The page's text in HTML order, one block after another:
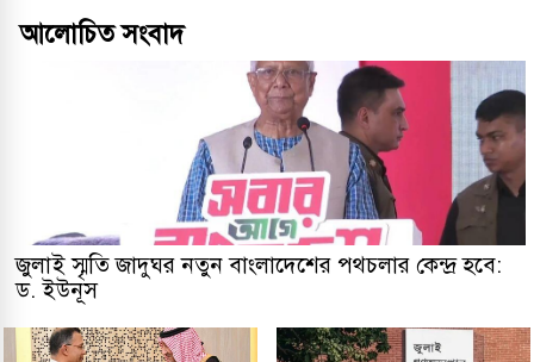
আলোচিত সংবাদ
জুলাই স্মৃতি জাদুঘর নতুন বাংলাদেশের পথচলার কেন্দ্র হবে:
ড. ইউনূস